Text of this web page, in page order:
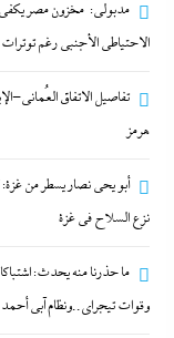
مدبولي:”مخزون مصر يكفي
الاحتياطي الأجنبي رغم
تفاصيل الاتفاق العُماني-
هرمز
أبو يحى نصار يسطر من غزة:
نزع السلاح في غزة
ما حذرنا منه يحدث:
وقوات تيجراي..ونظام آبي